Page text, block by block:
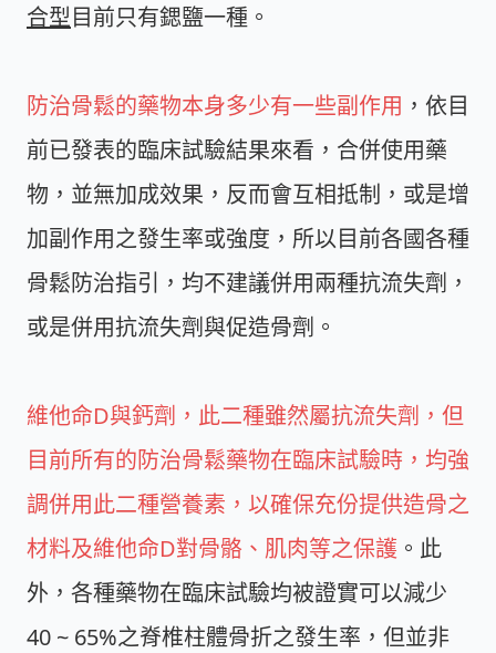
合型目前只有鍶鹽一種。
防治骨鬆的藥物本身多少有一些副作用 ，依目
前已發表的臨床試驗結果來看，合併使用藥
物，並無加成效果，反而會互相抵制，或是增
加副作用之發生率或強度，所以目前各國各種
骨鬆防治指引，均不建議併用兩種抗流失劑，
或是併用抗流失劑與促造骨劑。
維他命D與鈣劑，此二種雖然屬抗流失劑，但
目前所有的防治骨鬆藥物在臨床試驗時，均強
調併用此二種營養素，以確保充份提供造骨之
材料及維他命D對骨骼、肌肉等之保護 。此
外，各種藥物在臨床試驗均被證實可以減少
40 ~ 65%之脊椎柱體骨折之發生率，但並非